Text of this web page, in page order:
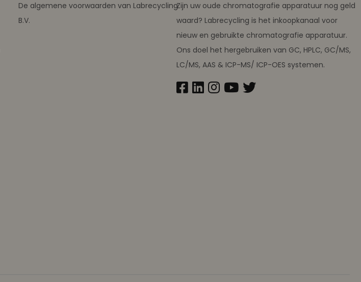
De algemene voorwaarden van Labrecycling
B.V.
Zijn uw oude chromatografie apparatuur nog geld
waard? Labrecycling is het inkoopkanaal voor
nieuw en gebruikte chromatografie apparatuur.
Ons doel het hergebruiken van GC, HPLC, GC/MS,
LC/MS, AAS & ICP-MS/ ICP-OES systemen.